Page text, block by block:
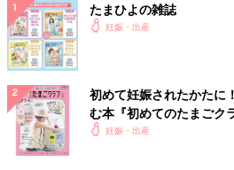
たまひよの雑誌
妊娠・出産
初めて妊娠されたかたに
む本『初めてのたまごク
妊娠・出産